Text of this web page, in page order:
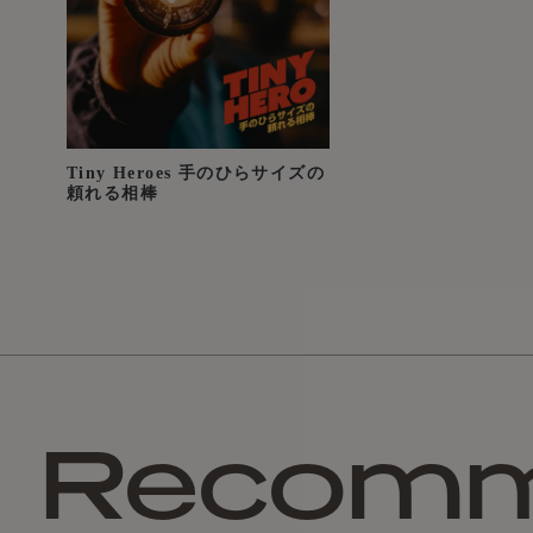
Tiny Heroes 手のひらサイズの
頼れる相棒